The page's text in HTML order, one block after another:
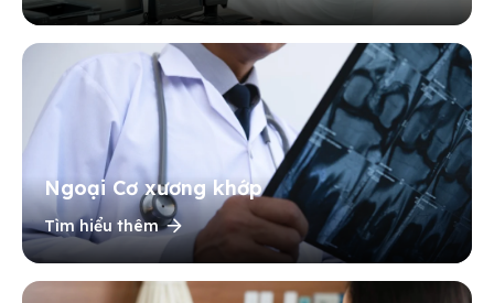
Ngoại Cơ xương khớp
Tìm hiểu thêm